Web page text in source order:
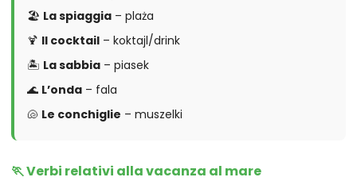
🏖️ La spiaggia – plaża
🍹 Il cocktail – koktajl/drink
🏝️ La sabbia – piasek
🌊 L’onda – fala
🐚 Le conchiglie – muszelki
🏃 Verbi relativi alla vacanza al mare